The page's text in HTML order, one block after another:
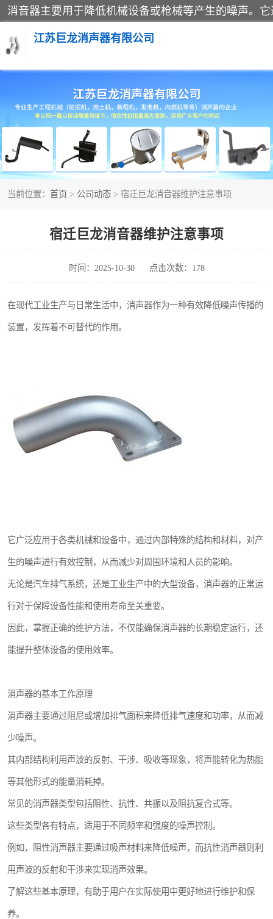
江苏巨龙消声器有限公司
当前位置： 首页 > 公司动态 > 宿迁巨龙消音器维护注意事项
宿迁巨龙消音器维护注意事项
时间：2025-10-30 点击次数：178
在现代工业生产与日常生活中，消声器作为一种有效降低噪声传播的
装置，发挥着不可替代的作用。
它广泛应用于各类机械和设备中，通过内部特殊的结构和材料，对产
生的噪声进行有效控制，从而减少对周围环境和人员的影响。
无论是汽车排气系统，还是工业生产中的大型设备，消声器的正常运
行对于保障设备性能和使用寿命至关重要。
因此，掌握正确的维护方法，不仅能确保消声器的长期稳定运行，还
能提升整体设备的使用效率。
消声器的基本工作原理
消声器主要通过阻尼或增加排气面积来降低排气速度和功率，从而减
少噪声。
其内部结构利用声波的反射、干涉、吸收等现象，将声能转化为热能
等其他形式的能量消耗掉。
常见的消声器类型包括阻性、抗性、共振以及阻抗复合式等。
这些类型各有特点，适用于不同频率和强度的噪声控制。
例如，阻性消声器主要通过吸声材料来降低噪声，而抗性消声器则利
用声波的反射和干涉来实现消声效果。
了解这些基本原理，有助于用户在实际使用中更好地进行维护和保
养。
消声器